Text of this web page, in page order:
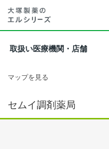
取扱い医療機関・店舗
マップを見る
セムイ調剤薬局